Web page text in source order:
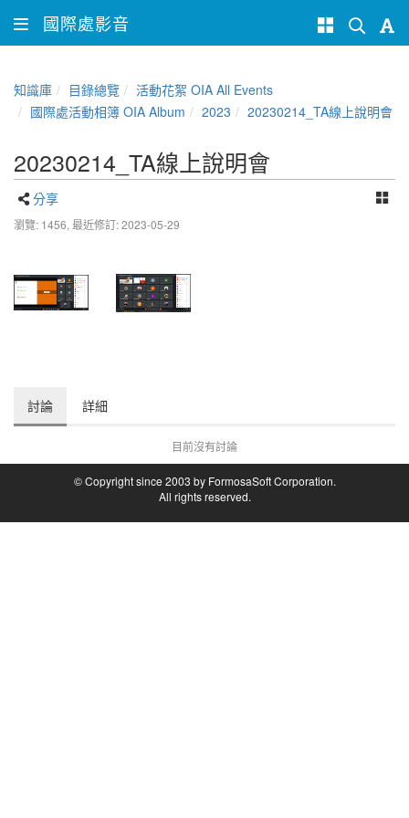
國際處影音
知識庫 目錄總覽
活動花絮 OIA All Events
國際處活動相簿 OIA Album
2023 20230214_TA線上說明會
20230214_TA線上說明會
分享
瀏覽: 1456, 最近修訂: 2023-05-29
討論 詳細
目前沒有討論
© Copyright since 2003 by FormosaSoft Corporation.
All rights reserved.